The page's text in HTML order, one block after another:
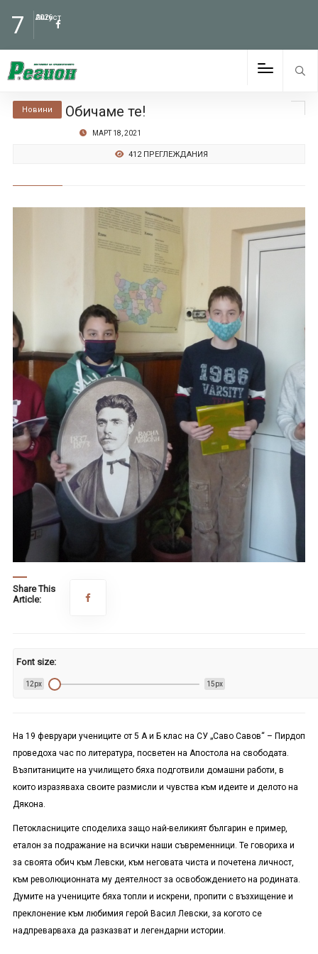
7 Август
2026
Новини Обичаме те!
МАРТ 18, 2021
412 ПРЕГЛЕЖДАНИЯ
Share This
Article:
Font size:
12px 15px
На 19 февруари учениците от 5 А и Б клас на СУ „Саво Савов“ – Пирдоп
проведоха час по литература, посветен на Апостола на свободата.
Възпитаниците на училището бяха подготвили домашни работи, в
които изразяваха своите размисли и чувства към идеите и делото на
Дякона.
Петокласниците споделиха защо най-великият българин е пример,
еталон за подражание на всички наши съвременници. Те говориха и
за своята обич към Левски, към неговата чиста и почетена личност,
към революционната му деятелност за освобождението на родината.
Думите на учениците бяха топли и искрени, пропити с възхищение и
преклонение към любимия герой Васил Левски, за когото се
надпреварваха да разказват и легендарни истории.